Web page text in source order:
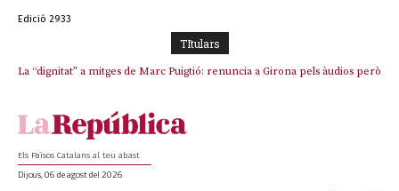
Edició 2933
TItulars
La “dignitat” a mitges de Marc Puigtió: renuncia a Girona pels àudios però
Junts exigeix que Catalunya quedi “fora” del repartiment dels menors
Els Països Catalans al teu abast
Dijous, 06 de agost del 2026